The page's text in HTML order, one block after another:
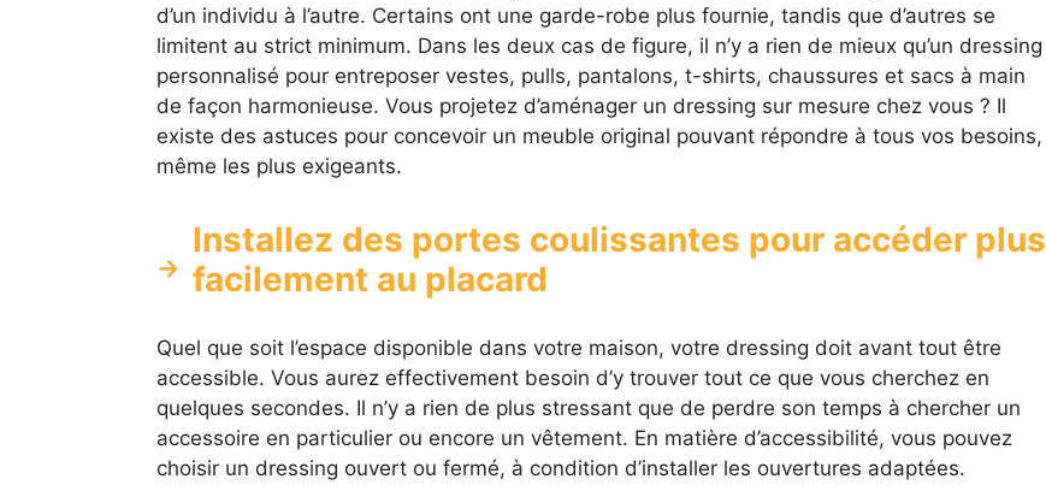
d’un individu à l’autre. Certains ont une garde-robe plus fournie, tandis que d’autres se
limitent au strict minimum. Dans les deux cas de figure, il n’y a rien de mieux qu’un dressing
personnalisé pour entreposer vestes, pulls, pantalons, t-shirts, chaussures et sacs à main
de façon harmonieuse. Vous projetez d’aménager un dressing sur mesure chez vous ? Il
existe des astuces pour concevoir un meuble original pouvant répondre à tous vos besoins,
même les plus exigeants.
Installez des portes coulissantes pour accéder plus
facilement au placard
Quel que soit l’espace disponible dans votre maison, votre dressing doit avant tout être
accessible. Vous aurez effectivement besoin d’y trouver tout ce que vous cherchez en
quelques secondes. Il n’y a rien de plus stressant que de perdre son temps à chercher un
accessoire en particulier ou encore un vêtement. En matière d’accessibilité, vous pouvez
choisir un dressing ouvert ou fermé, à condition d’installer les ouvertures adaptées.